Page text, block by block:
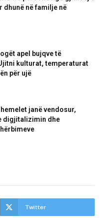
dhunë në familje në
apel bujqve të
kulturat, temperaturat
për ujë
janë vendosur,
digjitalizimin dhe
Twitter